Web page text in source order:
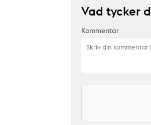
Vad tycker
Kommentar